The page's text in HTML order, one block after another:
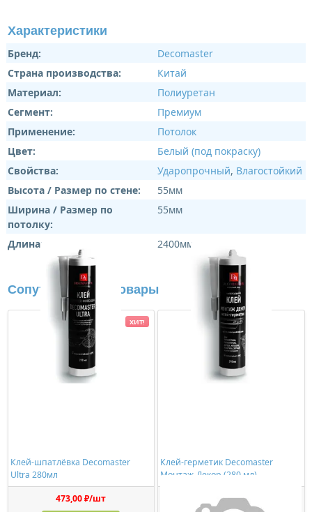
Характеристики
Бренд:
Decomaster
Страна производства:
Китай
Материал:
Полиуретан
Сегмент:
Премиум
Применение:
Потолок
Цвет:
Белый (под покраску)
Свойства:
Ударопрочный, Влагостойкий
Высота / Размер по стене:
55мм
Ширина / Размер по
потолку:
55мм
Длина: 2400мм
Сопутствующие товары
Клей-шпатлёвка Decomaster
Ultra 280мл
473,00 ₽/шт
ХИТ!
Клей-герметик Decomaster
Монтаж-Декор (280 мл)
1150,00 ₽/шт